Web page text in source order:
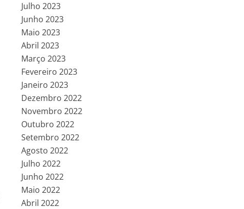
Julho 2023
Junho 2023
Maio 2023
Abril 2023
Março 2023
Fevereiro 2023
Janeiro 2023
Dezembro 2022
Novembro 2022
Outubro 2022
Setembro 2022
Agosto 2022
Julho 2022
Junho 2022
Maio 2022
Abril 2022